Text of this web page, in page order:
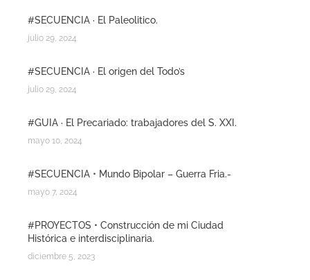
#SECUENCIA · El Paleolitico.
julio 29, 2024
#SECUENCIA · El origen del Todo’s
julio 29, 2024
#GUIA · El Precariado: trabajadores del S. XXI.
mayo 10, 2024
#SECUENCIA • Mundo Bipolar – Guerra Fria.-
mayo 7, 2024
#PROYECTOS • Construcción de mi Ciudad
Histórica e interdisciplinaria.
diciembre 5, 2023